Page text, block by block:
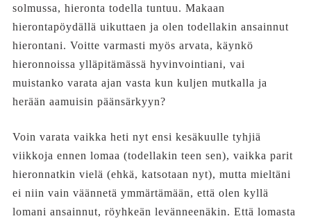
solmussa, hieronta todella tuntuu. Makaan
hierontapöydällä uikuttaen ja olen todellakin ansainnut
hierontani. Voitte varmasti myös arvata, käynkö
hieronnoissa ylläpitämässä hyvinvointiani, vai
muistanko varata ajan vasta kun kuljen mutkalla ja
herään aamuisin päänsärkyyn?
Voin varata vaikka heti nyt ensi kesäkuulle tyhjiä
viikkoja ennen lomaa (todellakin teen sen), vaikka parit
hieronnatkin vielä (ehkä, katsotaan nyt), mutta mieltäni
ei niin vain väännetä ymmärtämään, että olen kyllä
lomani ansainnut, röyhkeän levänneenäkin. Että lomasta